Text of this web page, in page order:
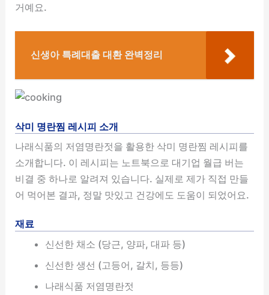
거예요.
신생아 특례대출 대환 완벽정리
삭미 명란찜 레시피 소개
나래식품의 저염명란젓을 활용한 삭미 명란찜 레시피를
소개합니다. 이 레시피는 노트북으로 대기업 월급 버는
비결 중 하나로 알려져 있습니다. 실제로 제가 직접 만들
어 먹어본 결과, 정말 맛있고 건강에도 도움이 되었어요.
재료
신선한 채소 (당근, 양파, 대파 등)
신선한 생선 (고등어, 갈치, 등등)
나래식품 저염명란젓